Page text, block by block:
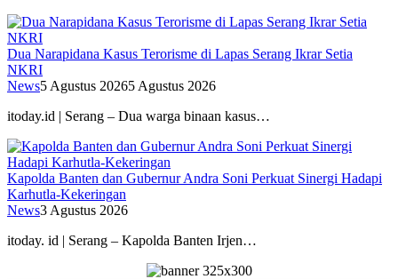
Dua Narapidana Kasus Terorisme di Lapas Serang Ikrar Setia
NKRI
News5 Agustus 20265 Agustus 2026
itoday.id | Serang – Dua warga binaan kasus…
Kapolda Banten dan Gubernur Andra Soni Perkuat Sinergi Hadapi
Karhutla-Kekeringan
News3 Agustus 2026
itoday. id | Serang – Kapolda Banten Irjen…